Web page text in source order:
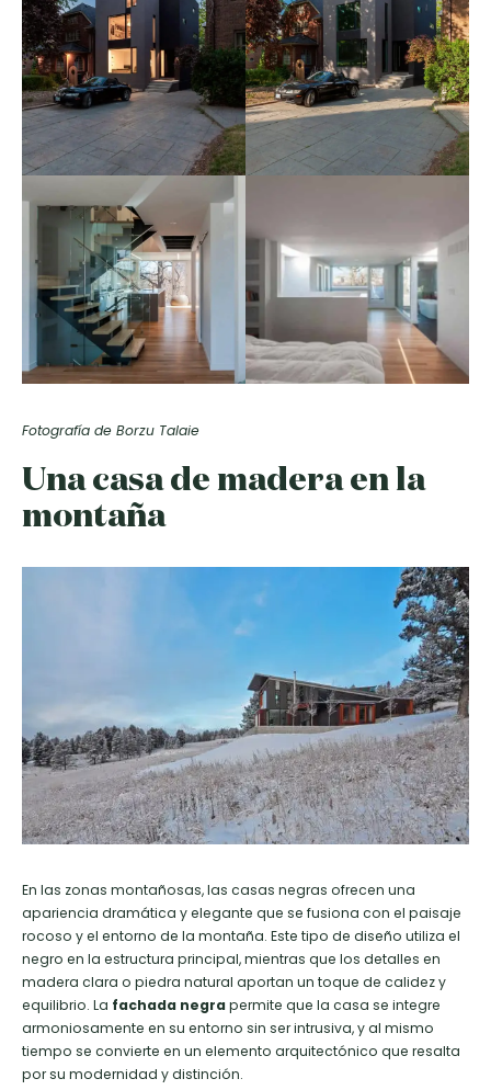
Fotografía de Borzu Talaie
Una casa de madera en la
montaña
En las zonas montañosas, las casas negras ofrecen una
apariencia dramática y elegante que se fusiona con el paisaje
rocoso y el entorno de la montaña. Este tipo de diseño utiliza el
negro en la estructura principal, mientras que los detalles en
madera clara o piedra natural aportan un toque de calidez y
equilibrio. La fachada negrapermite que la casa se integre
armoniosamente en su entorno sin ser intrusiva, y al mismo
tiempo se convierte en un elemento arquitectónico que resalta
por su modernidad y distinción.